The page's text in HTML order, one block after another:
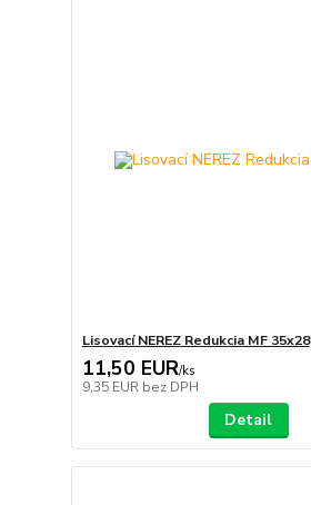
Lisovací NEREZ Redukcia MF 35x28
11,50 EUR/ks
9,35 EUR bez DPH
Detail